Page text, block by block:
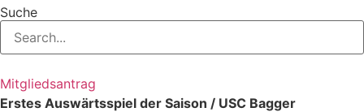
Suche
Mitgliedsantrag
Erstes Auswärtsspiel der Saison / USC Bagger